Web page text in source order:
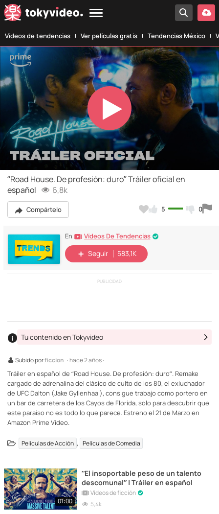
Vídeos de tendencias Ver películas gratis Tendencias México
Play
Video
“Road House. De profesión: duro” Tráiler oficial en
español
6,8k
Compártelo 5 0
En Vídeos De Tendencias
Seguir 583,1K
PUBLICIDAD
Subido porficcion · hace 2 años ·
Tu contenido en Tokyvideo
Tráiler en español de “Road House. De profesión: duro”. Remake
cargado de adrenalina del clásico de culto de los 80, el exluchador
de UFC Dalton (Jake Gyllenhaal), consigue trabajo como portero en
un bar de carretera de los Cayos de Florida, solo para descubrir que
este paraíso no es todo lo que parece. Estreno el 21 de Marzo en
Amazon Prime Video.
Películas de Acción , Películas de Comedia
01:00
“El insoportable peso de un talento
descomunal” | Tráiler en español
Vídeos de ficción
5,4k